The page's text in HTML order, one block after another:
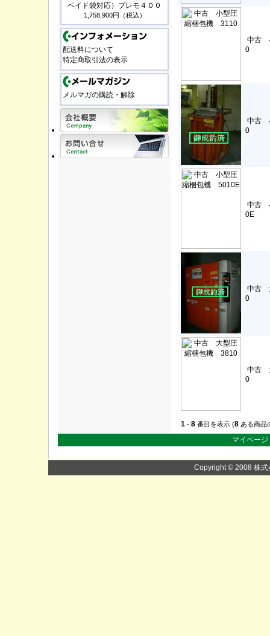
ペイド袋対応）プレモ４００
1,758,900円（税込）
配送料について
特定商取引法の表示
メルマガの購読・解除
中古
0
中古
0
中古
0E
中古
0
中古
0
1 - 8 番目を表示 (8 ある商品
マイページ
Copyright © 2008 株式